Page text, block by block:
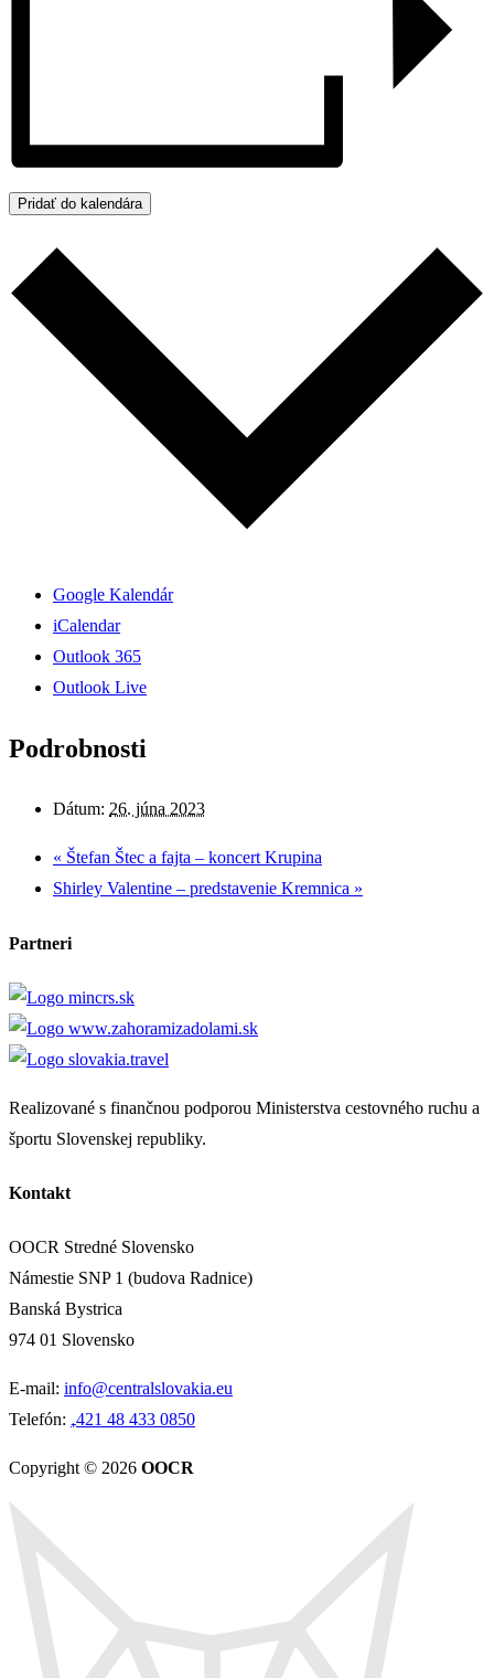
Pridať do kalendára
Google Kalendár
iCalendar
Outlook 365
Outlook Live
Podrobnosti
Dátum: 26. júna 2023
« Štefan Štec a fajta – koncert Krupina
Shirley Valentine – predstavenie Kremnica »
Partneri
Realizované s finančnou podporou Ministerstva cestovného ruchu a
športu Slovenskej republiky.
Kontakt
OOCR Stredné Slovensko
Námestie SNP 1 (budova Radnice)
Banská Bystrica
974 01 Slovensko
E-mail: info@centralslovakia.eu
Telefón: ₊421 48 433 0850
Copyright © 2026 OOCR